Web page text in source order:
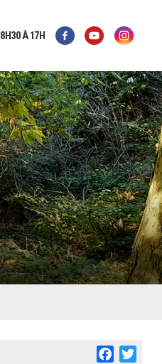
8H30À 17H
Facebook